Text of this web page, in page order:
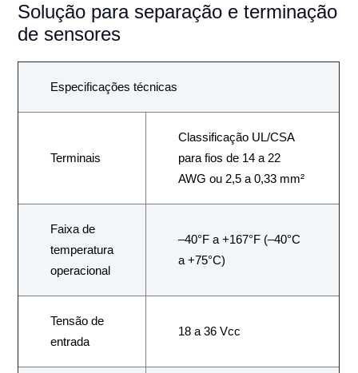
Solução para separação e terminação
de sensores
Especificações técnicas
Terminais
Classificação UL/CSA
para fios de 14 a 22
AWG ou 2,5 a 0,33 mm²
Faixa de
temperatura
operacional
–40°F a +167°F (–40°C
a +75°C)
Tensão de
entrada
18 a 36 Vcc